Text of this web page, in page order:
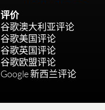
评价
谷歌澳大利亚评论
谷歌美国评论
谷歌英国评论
谷歌欧盟评论
Google 新西兰评论